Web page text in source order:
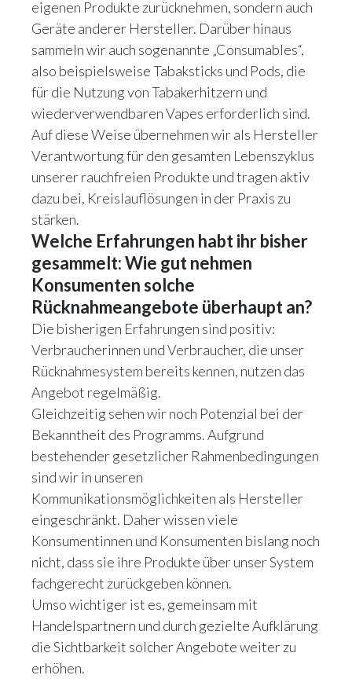
eigenen Produkte zurücknehmen, sondern auch
Geräte anderer Hersteller. Darüber hinaus
sammeln wir auch sogenannte „Consumables“,
also beispielsweise Tabaksticks und Pods, die
für die Nutzung von Tabakerhitzern und
wiederverwendbaren Vapes erforderlich sind.
Auf diese Weise übernehmen wir als Hersteller
Verantwortung für den gesamten Lebenszyklus
unserer rauchfreien Produkte und tragen aktiv
dazu bei, Kreislauflösungen in der Praxis zu
stärken.
Welche Erfahrungen habt ihr bisher
gesammelt: Wie gut nehmen
Konsumenten solche
Rücknahmeangebote überhaupt an?
Die bisherigen Erfahrungen sind positiv:
Verbraucherinnen und Verbraucher, die unser
Rücknahmesystem bereits kennen, nutzen das
Angebot regelmäßig.
Gleichzeitig sehen wir noch Potenzial bei der
Bekanntheit des Programms. Aufgrund
bestehender gesetzlicher Rahmenbedingungen
sind wir in unseren
Kommunikationsmöglichkeiten als Hersteller
eingeschränkt. Daher wissen viele
Konsumentinnen und Konsumenten bislang noch
nicht, dass sie ihre Produkte über unser System
fachgerecht zurückgeben können.
Umso wichtiger ist es, gemeinsam mit
Handelspartnern und durch gezielte Aufklärung
die Sichtbarkeit solcher Angebote weiter zu
erhöhen.